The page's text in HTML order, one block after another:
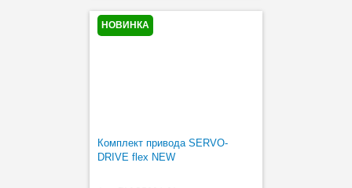
НОВИНКА
Комплект привода SERVO-
DRIVE flex NEW